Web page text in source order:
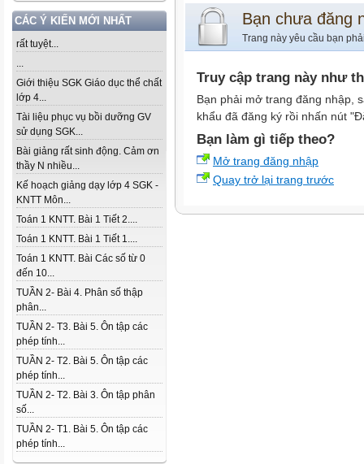
CÁC Ý KIẾN MỚI NHẤT
rất tuyệt...
...
Giới thiệu SGK Giáo dục thể chất
lớp 4...
Tài liệu phục vụ bồi dưỡng GV
sử dụng SGK...
Bài giảng rất sinh động. Cảm ơn
thầy N nhiều...
Kế hoạch giảng dạy lớp 4 SGK -
KNTT Môn...
Toán 1 KNTT. Bài 1 Tiết 2....
Toán 1 KNTT. Bài 1 Tiết 1....
Toán 1 KNTT. Bài Các số từ 0
đến 10...
TUẦN 2- Bài 4. Phân số thập
phân...
TUẦN 2- T3. Bài 5. Ôn tập các
phép tính...
TUẦN 2- T2. Bài 5. Ôn tập các
phép tính...
TUẦN 2- T2. Bài 3. Ôn tập phân
số...
TUẦN 2- T1. Bài 5. Ôn tập các
phép tính...
Bạn chưa đăng
Trang này yêu cầu bạn
Truy cập trang này như
Bạn phải mở trang đăng nhập,
khẩu đã đăng ký rồi nhấn nút
Bạn làm gì tiếp theo?
Mở trang đăng nhập
Quay trở lại trang trước